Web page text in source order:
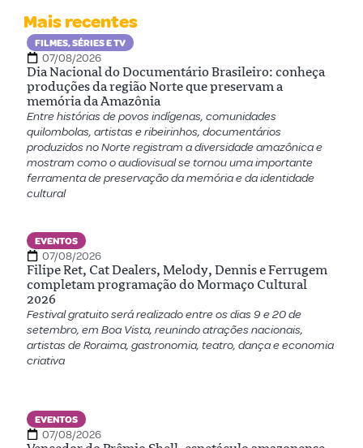
Mais recentes
FILMES, SÉRIES E TV
07/08/2026
Dia Nacional do Documentário Brasileiro: conheça
produções da região Norte que preservam a
memória da Amazônia
Entre histórias de povos indígenas, comunidades
quilombolas, artistas e ribeirinhos, documentários
produzidos no Norte registram a diversidade amazônica e
mostram como o audiovisual se tornou uma importante
ferramenta de preservação da memória e da identidade
cultural
EVENTOS
07/08/2026
Filipe Ret, Cat Dealers, Melody, Dennis e Ferrugem
completam programação do Mormaço Cultural
2026
Festival gratuito será realizado entre os dias 9 e 20 de
setembro, em Boa Vista, reunindo atrações nacionais,
artistas de Roraima, gastronomia, teatro, dança e economia
criativa
EVENTOS
07/08/2026